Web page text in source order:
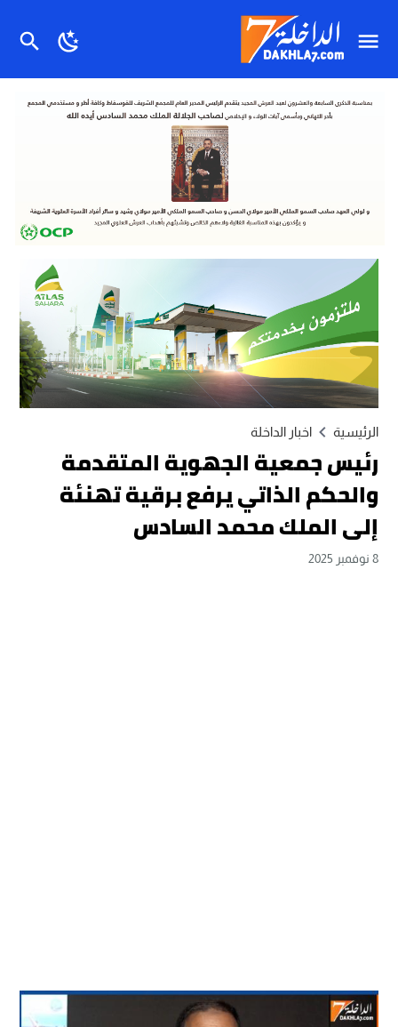
الرئيسية اخبار الداخلة
رئيس جمعية الجهوية المتقدمة
والحكم الذاتي يرفع برقية تهنئة
إلى الملك محمد السادس
8 نوفمبر 2025